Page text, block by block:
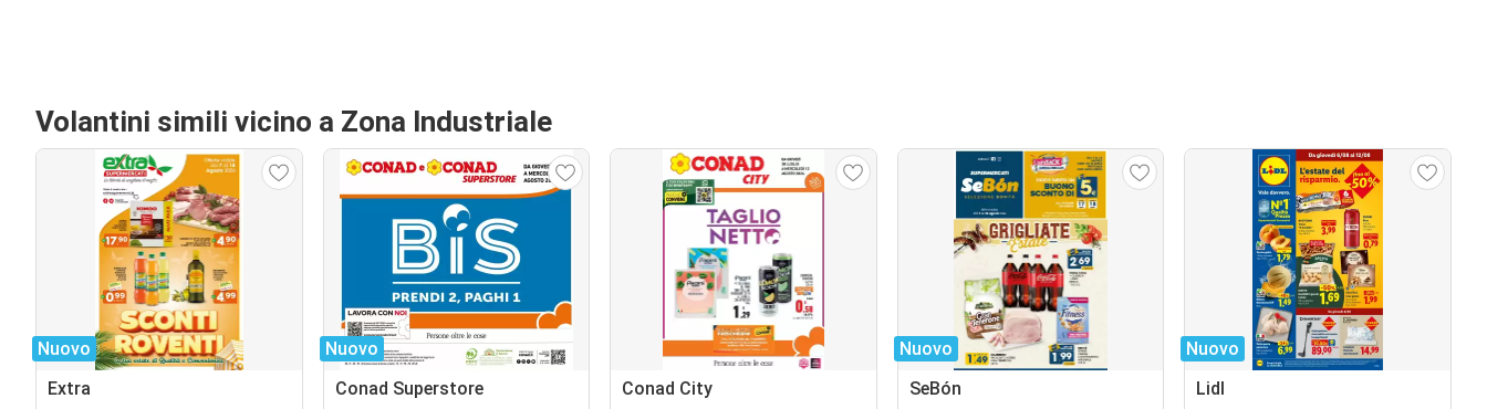
Volantini simili vicino a Zona Industriale
Nuovo
Extra
Nuovo
Conad Superstore
Conad City
Nuovo
SeBón
Nuovo
Lidl